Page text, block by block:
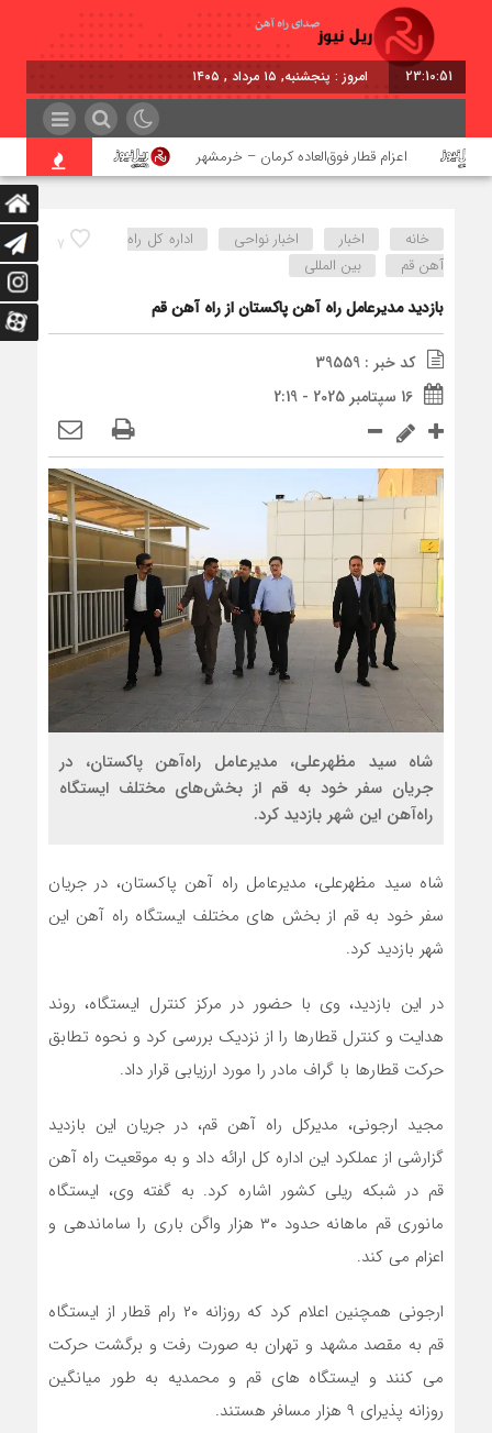
23:10:51 برابر با : Thursday - 6 August - 2026
اعزام قطار فوق‌العاده کرمان – خرمشهر اجرای پروژه
7 خانه اخبار اخبار نواحی
اداره كل راه
آهن قم
بین المللی
بازدید مدیرعامل راه‌ آهن پاکستان از راه‌ آهن قم
کد خبر : 39559
16 سپتامبر 2025 - 2:19
شاه سید مظهرعلی، مدیرعامل راه‌آهن پاکستان، در
جریان سفر خود به قم از بخش‌های مختلف ایستگاه
راه‌آهن این شهر بازدید کرد.‌
شاه سید مظهرعلی، مدیرعامل راه آهن پاکستان، در جریان
سفر خود به قم از بخش های مختلف ایستگاه راه آهن این
شهر بازدید کرد.
در این بازدید، وی با حضور در مرکز کنترل ایستگاه، روند
هدایت و کنترل قطارها را از نزدیک بررسی کرد و نحوه تطابق
حرکت قطارها با گراف مادر را مورد ارزیابی قرار داد.
مجید ارجونی، مدیرکل راه آهن قم، در جریان این بازدید
گزارشی از عملکرد این اداره کل ارائه داد و به موقعیت راه آهن
قم در شبکه ریلی کشور اشاره کرد. به گفته وی، ایستگاه
مانوری قم ماهانه حدود ۳۰ هزار واگن باری را ساماندهی و
اعزام می کند.
ارجونی همچنین اعلام کرد که روزانه ۲۰ رام قطار از ایستگاه
قم به مقصد مشهد و تهران به صورت رفت و برگشت حرکت
می کنند و ایستگاه های قم و محمدیه به طور میانگین
روزانه پذیرای ۹ هزار مسافر هستند.